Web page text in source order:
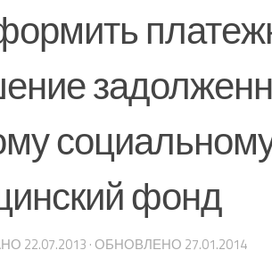
фонд
22.07.2013 · ОБНОВЛЕНО 27.01.2014